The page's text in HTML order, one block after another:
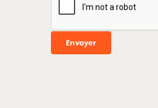
Envoyer
Envoyer